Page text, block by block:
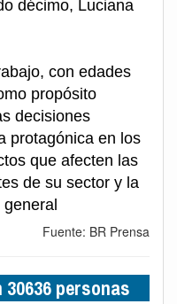
décimo, Luciana
con edades
propósito
decisiones
protagónica en los
que afecten las
de su sector y la
Fuente: BR Prensa
personas